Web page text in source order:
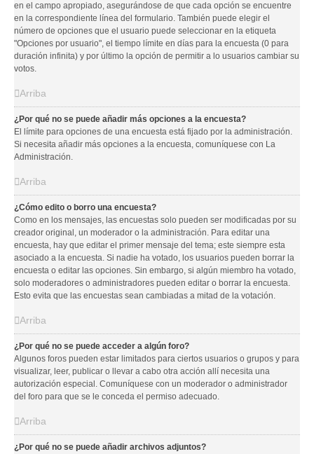
en el campo apropiado, asegurándose de que cada opción se encuentre
en la correspondiente línea del formulario. También puede elegir el
número de opciones que el usuario puede seleccionar en la etiqueta
"Opciones por usuario", el tiempo límite en días para la encuesta (0 para
duración infinita) y por último la opción de permitir a lo usuarios cambiar su
votos.
Arriba
¿Por qué no se puede añadir más opciones a la encuesta?
El límite para opciones de una encuesta está fijado por la administración.
Si necesita añadir más opciones a la encuesta, comuníquese con La
Administración.
Arriba
¿Cómo edito o borro una encuesta?
Como en los mensajes, las encuestas solo pueden ser modificadas por su
creador original, un moderador o la administración. Para editar una
encuesta, hay que editar el primer mensaje del tema; este siempre esta
asociado a la encuesta. Si nadie ha votado, los usuarios pueden borrar la
encuesta o editar las opciones. Sin embargo, si algún miembro ha votado,
solo moderadores o administradores pueden editar o borrar la encuesta.
Esto evita que las encuestas sean cambiadas a mitad de la votación.
Arriba
¿Por qué no se puede acceder a algún foro?
Algunos foros pueden estar limitados para ciertos usuarios o grupos y para
visualizar, leer, publicar o llevar a cabo otra acción allí necesita una
autorización especial. Comuníquese con un moderador o administrador
del foro para que se le conceda el permiso adecuado.
Arriba
¿Por qué no se puede añadir archivos adjuntos?